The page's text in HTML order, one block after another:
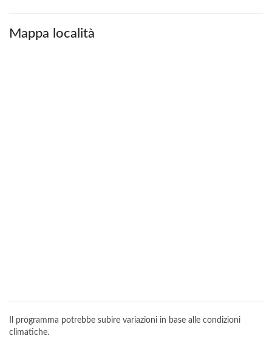
Mappa località
Il programma potrebbe subire variazioni in base alle condizioni
climatiche.